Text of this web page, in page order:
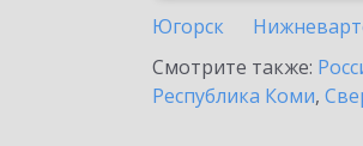
Югорск
Смотрите также:
Республика Коми,